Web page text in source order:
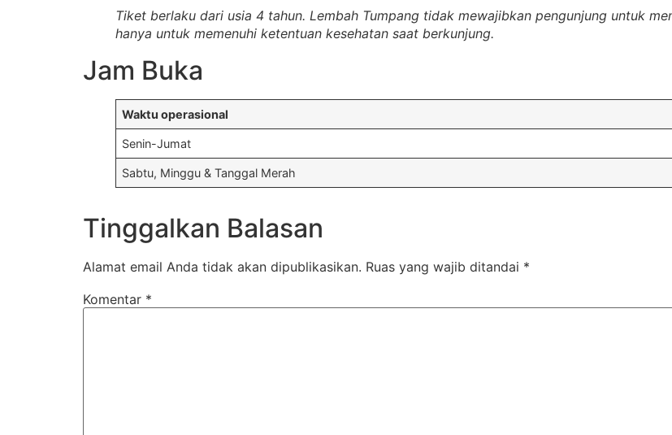
Tiket berlaku dari usia 4 tahun. Lembah Tumpang tidak mewajibkan pengunjung untuk
hanya untuk memenuhi ketentuan kesehatan saat berkunjung.
Jam Buka
Waktu operasional
Senin-Jumat
Sabtu, Minggu & Tanggal Merah
Tinggalkan Balasan
Alamat email Anda tidak akan dipublikasikan. Ruas yang wajib ditandai *
Komentar *